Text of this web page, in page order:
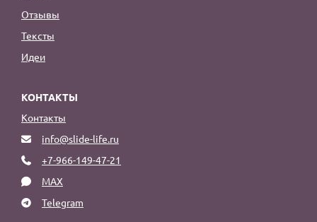
Отзывы
Тексты
Идеи
КОНТАКТЫ
Контакты
info@slide-life.ru
+7-966-149-47-21
MAX
Telegram